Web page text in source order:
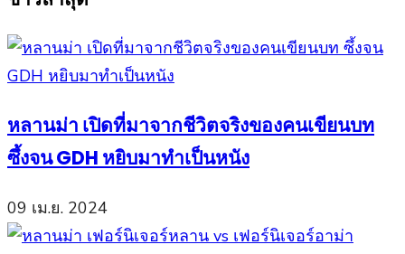
หลานม่า เปิดที่มาจากชีวิตจริงของคนเขียนบท
ซึ้งจน GDH หยิบมาทำเป็นหนัง
09 เม.ย. 2024